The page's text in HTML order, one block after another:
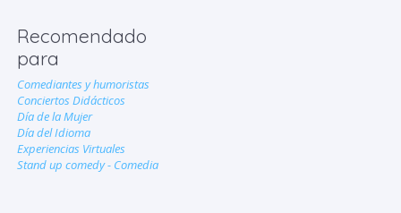
Recomendado
para
Comediantes y humoristas
Conciertos Didácticos
Día de la Mujer
Día del Idioma
Experiencias Virtuales
Stand up comedy - Comedia